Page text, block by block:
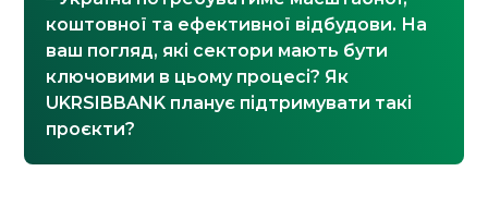
коштовної та ефективної відбудови. На
ваш погляд, які сектори мають бути
ключовими в цьому процесі? Як
UKRSIBBANK планує підтримувати такі
проєкти?